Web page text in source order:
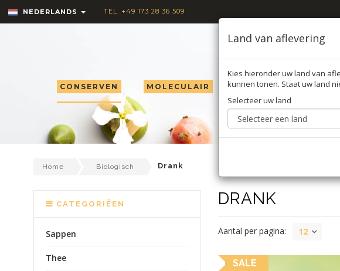
NEDERLANDS TEL. +49 173 28 36 509
CONSERVEN MOLECULAIR TRUFFEL
Home Biologisch Drank
DRANK
Aantal per pagina: 12
SALE
CATEGORIËEN
Sappen
Thee
Land van aflevering
Kies hieronder uw land van
kunnen tonen. Staat uw land
Selecteer uw land